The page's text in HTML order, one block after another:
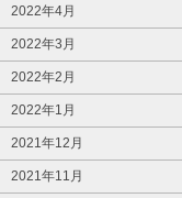
2022年4月
2022年3月
2022年2月
2022年1月
2021年12月
2021年11月